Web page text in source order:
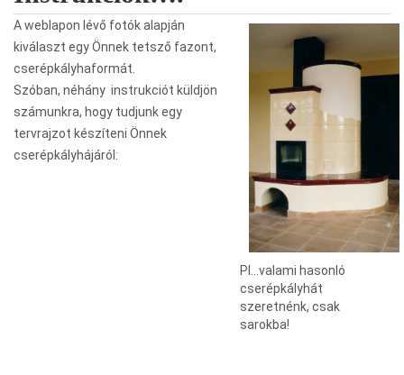
A weblapon lévő fotók alapján
kiválaszt egy Önnek tetsző fazont,
cserépkályhaformát.
Szóban, néhány instrukciót küldjön
számunkra, hogy tudjunk egy
tervrajzot készíteni Önnek
cserépkályhájáról:
Pl…valami hasonló
cserépkályhát
szeretnénk, csak
sarokba!